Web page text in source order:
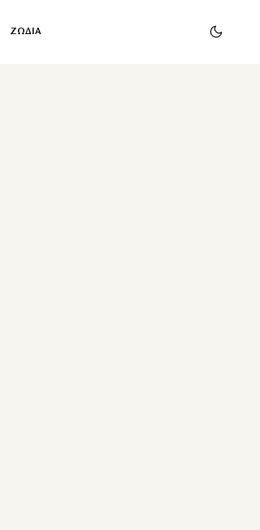
ΖΩΔΙΑ